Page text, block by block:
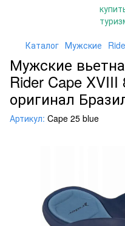
Каталог Мужские
Мужские
Rider Cape
оригинал
Артикул: Cape 25 blue